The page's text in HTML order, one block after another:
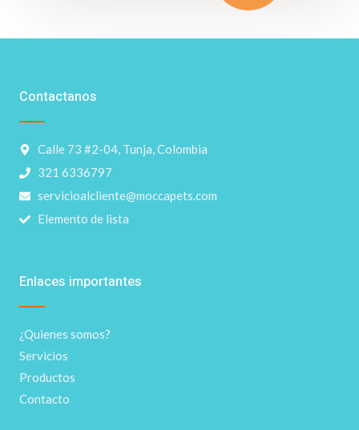
Enlaces importantes
¿Quienes somos?
Servicios
Productos
Contacto
Contactanos
Calle 73 #2-04, Tunja, Colombia
321 6336797
servicioalcliente@moccapets.com
Elemento de lista